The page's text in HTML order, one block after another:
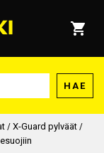
HAE
/ X-Guard pylväät /